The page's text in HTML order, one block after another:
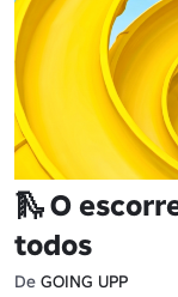
🛝 O
todos
De GOING UPP